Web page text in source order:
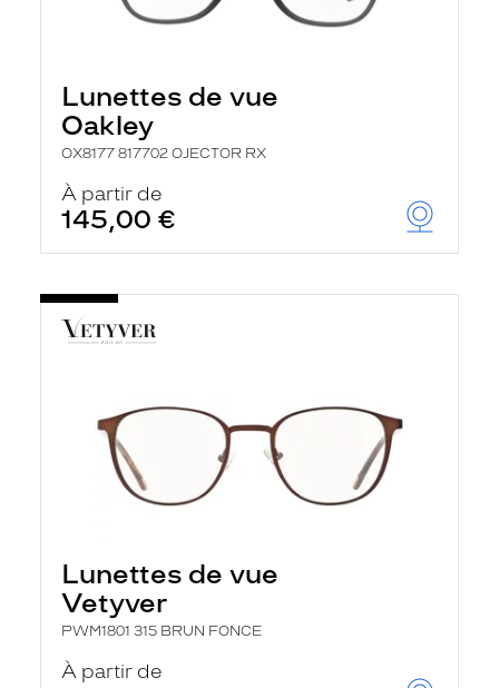
Lunettes de vue
Oakley
OX8177 817702 OJECTOR RX
À partir de
145,00 €
Lunettes de vue
Vetyver
PWM1801 315 BRUN FONCE
À partir de